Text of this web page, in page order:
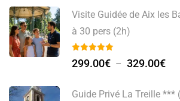
Visite Guidée de Aix les
à 30 pers (2h)
299.00€ – 329.00€
Guide Privé La Treille ***